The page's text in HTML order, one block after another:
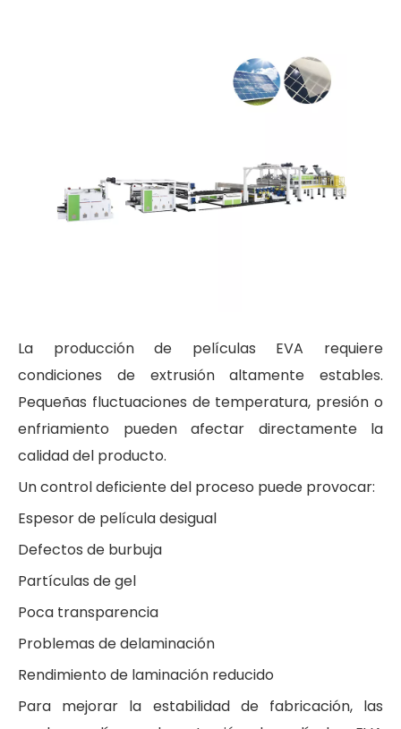
La producción de películas EVA requiere
condiciones de extrusión altamente estables.
Pequeñas fluctuaciones de temperatura, presión o
enfriamiento pueden afectar directamente la
calidad del producto.
Un control deficiente del proceso puede provocar:
Espesor de película desigual
Defectos de burbuja
Partículas de gel
Poca transparencia
Problemas de delaminación
Rendimiento de laminación reducido
Para mejorar la estabilidad de fabricación, las